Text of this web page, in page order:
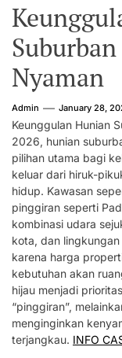
Nyaman
Admin January 28,
Keunggulan Hunian
2026, hunian
pilihan utama bagi
keluar dari hiruk-
hidup. Kawasan
pinggiran seperti
kombinasi udara
kota, dan
karena harga
kebutuhan akan
hijau menjadi
“pinggiran”,
menginginkan
terjangkau. INFO